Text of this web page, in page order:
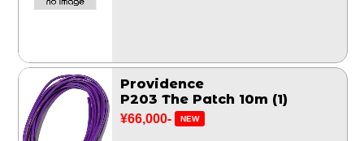
Providence
P203 The Patch 10m (1)
¥66,000- NEW